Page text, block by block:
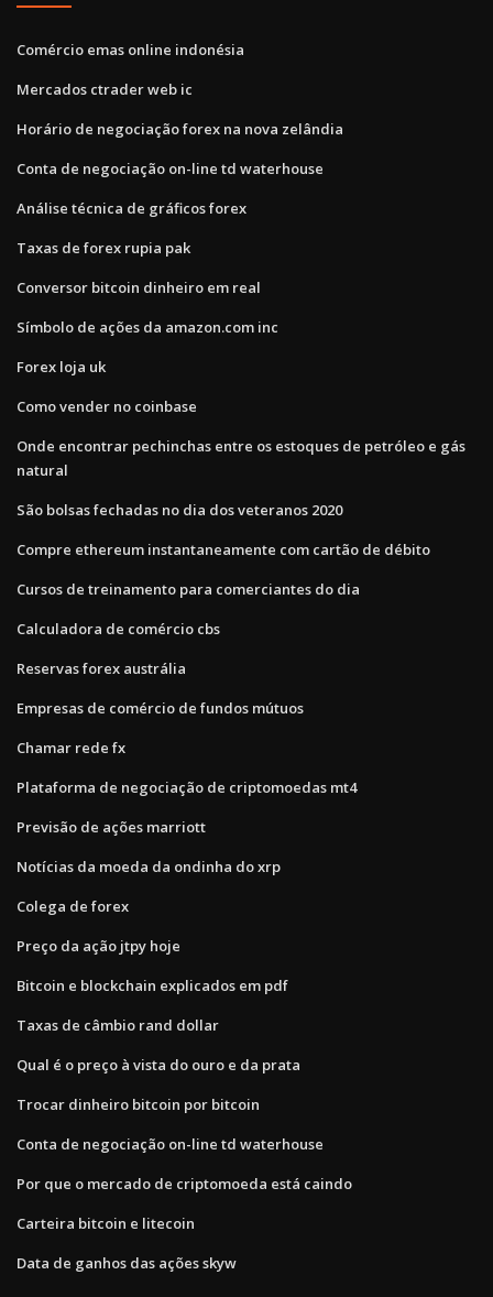
Comércio emas online indonésia
Mercados ctrader web ic
Horário de negociação forex na nova zelândia
Conta de negociação on-line td waterhouse
Análise técnica de gráficos forex
Taxas de forex rupia pak
Conversor bitcoin dinheiro em real
Símbolo de ações da amazon.com inc
Forex loja uk
Como vender no coinbase
Onde encontrar pechinchas entre os estoques de petróleo e gás
natural
São bolsas fechadas no dia dos veteranos 2020
Compre ethereum instantaneamente com cartão de débito
Cursos de treinamento para comerciantes do dia
Calculadora de comércio cbs
Reservas forex austrália
Empresas de comércio de fundos mútuos
Chamar rede fx
Plataforma de negociação de criptomoedas mt4
Previsão de ações marriott
Notícias da moeda da ondinha do xrp
Colega de forex
Preço da ação jtpy hoje
Bitcoin e blockchain explicados em pdf
Taxas de câmbio rand dollar
Qual é o preço à vista do ouro e da prata
Trocar dinheiro bitcoin por bitcoin
Conta de negociação on-line td waterhouse
Por que o mercado de criptomoeda está caindo
Carteira bitcoin e litecoin
Data de ganhos das ações skyw